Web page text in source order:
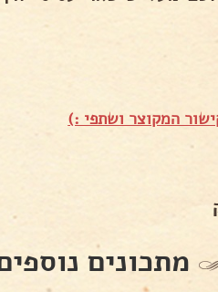
המקוצר ושתפי :)
מתכונים